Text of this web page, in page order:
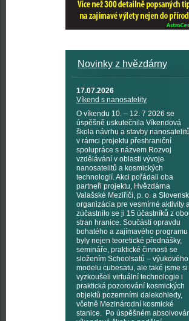
Novinky z hvězdárny
17.07.2026
Víkend s nanosatelity
O víkendu 10. – 12. 7 2026 se
úspěšně uskutečnila Víkendová
škola návrhu a stavby nanosatelitů
v rámci projektu přeshraniční
spolupráce s názvem Rozvoj
vzdělávání v oblasti vývoje
nanosatelitů a kosmických
technologií. Akci pořádali oba
partneři projektu, Hvězdárna
Valašské Meziříčí, p. o. a
organizácia pre vesmírné aktivity
zúčastnilo se ji 15 účastníků z
stran hranice. Součástí opravdu
bohatého a zajímavého programu
byly nejen teoretické přednášky,
semináře, praktické činnosti se
složením Schoolsatů – výukového
modelu cubesatu, ale také jsme si
vyzkoušeli virtuální technologie i
praktická pozorování kosmických
objektů pozemními dalekohledy,
včetně Mezinárodní kosmické
stanice. Po úspěšném